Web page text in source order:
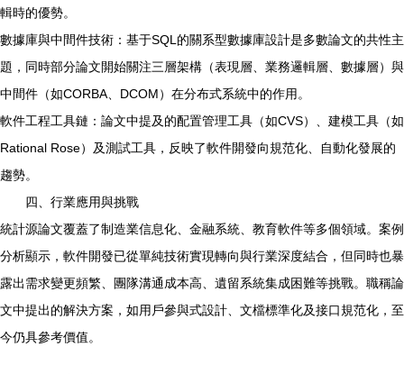
輯時的優勢。
數據庫與中間件技術：基于SQL的關系型數據庫設計是多數論文的共性主
題，同時部分論文開始關注三層架構（表現層、業務邏輯層、數據層）與
中間件（如CORBA、DCOM）在分布式系統中的作用。
軟件工程工具鏈：論文中提及的配置管理工具（如CVS）、建模工具（如
Rational Rose）及測試工具，反映了軟件開發向規范化、自動化發展的
趨勢。
四、行業應用與挑戰
統計源論文覆蓋了制造業信息化、金融系統、教育軟件等多個領域。案例
分析顯示，軟件開發已從單純技術實現轉向與行業深度結合，但同時也暴
露出需求變更頻繁、團隊溝通成本高、遺留系統集成困難等挑戰。職稱論
文中提出的解決方案，如用戶參與式設計、文檔標準化及接口規范化，至
今仍具參考價值。